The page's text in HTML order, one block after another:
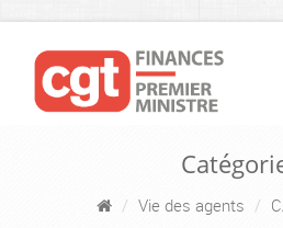
Vie des agents